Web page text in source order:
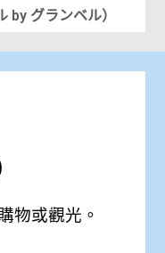
by グランベル）
物或觀光。